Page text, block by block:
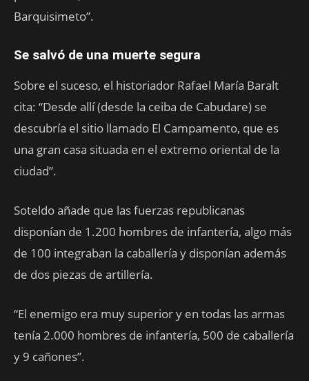
Barquisimeto”.
Se salvó de una muerte segura
Sobre el suceso, el historiador Rafael María Baralt
cita: “Desde allí (desde la ceiba de Cabudare) se
descubría el sitio llamado El Campamento, que es
una gran casa situada en el extremo oriental de la
ciudad”.
Soteldo añade que las fuerzas republicanas
disponían de 1.200 hombres de infantería, algo más
de 100 integraban la caballería y disponían además
de dos piezas de artillería.
“El enemigo era muy superior y en todas las armas
tenía 2.000 hombres de infantería, 500 de caballería
y 9 cañones”.